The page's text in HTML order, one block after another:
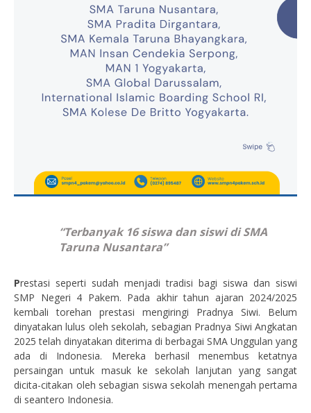
“Terbanyak 16 siswa dan siswi di SMA
Taruna Nusantara”
Prestasi seperti sudah menjadi tradisi bagi siswa dan siswi
SMP Negeri 4 Pakem. Pada akhir tahun ajaran 2024/2025
kembali torehan prestasi mengiringi Pradnya Siwi. Belum
dinyatakan lulus oleh sekolah, sebagian Pradnya Siwi Angkatan
2025 telah dinyatakan diterima di berbagai SMA Unggulan yang
ada di Indonesia. Mereka berhasil menembus ketatnya
persaingan untuk masuk ke sekolah lanjutan yang sangat
dicita-citakan oleh sebagian siswa sekolah menengah pertama
di seantero Indonesia.